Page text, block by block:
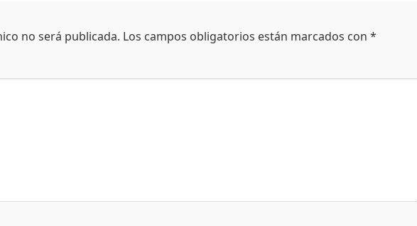
no será publicada. Los campos obligatorios están marcados con*